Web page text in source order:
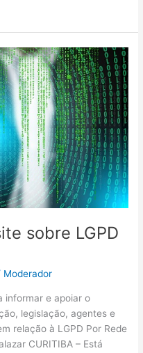
sobre LGPD
Moderador
informar e apoiar o
legislação, agentes e
relação à LGPD Por Rede
CURITIBA – Está